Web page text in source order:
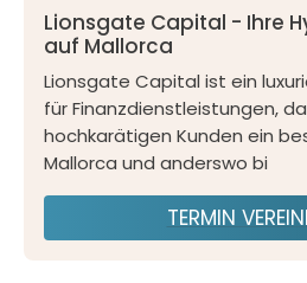
Lionsgate Capital - Ihre
auf Mallorca
Lionsgate Capital ist ein
für Finanzdienstleistungen,
hochkarätigen Kunden ein
Mallorca und anderswo bi
TERMIN